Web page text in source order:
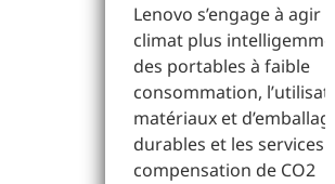
Lenovo s’engage à agir
climat plus
des portables à faible
consommation,
matériaux et
durables et les services
compensation de CO2